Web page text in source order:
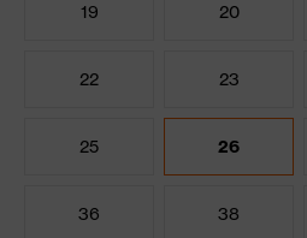
19 20
22 23
25 26
36 38